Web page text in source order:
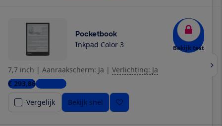
Pocketbook
Inkpad Color 3 Bekijk test
7,7 inch | Aanraakscherm: Ja | Verlichting: Ja
€ 293,863 winkels
Vergelijk
Bekijk snel